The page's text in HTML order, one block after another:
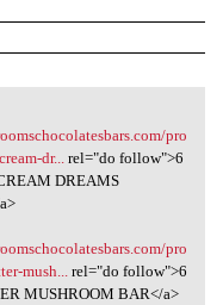
pro
dr...
rel="do follow">6
DREAMS
pro
mush...
rel="do follow">6
MUSHROOM BAR</a>